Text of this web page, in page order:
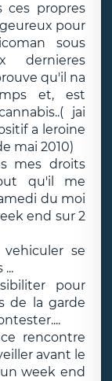
ces propres
pour
sous
dernieres
qu'il na
et, est
jai
a leroine
mai 2010)
mes droits
qu'il me
du moi
end sur 2
se
pour
de la garde
rencontre
avant le
week end